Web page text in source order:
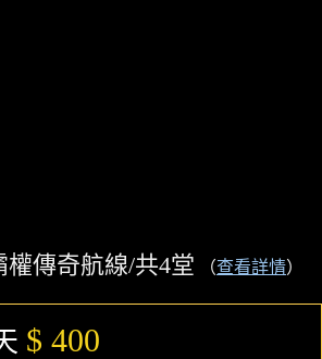
傳奇航線/共4堂 （查看詳情）
$ 400